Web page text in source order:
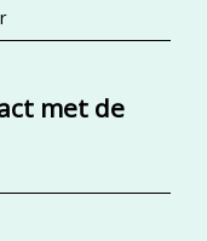
met de